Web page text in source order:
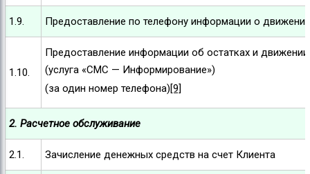
1.9. Предоставление по телефону информации о
1.10.
Предоставление информации об остатках и
(услуга «СМС — Информирование»)
(за один номер телефона)[9]
2. Расчетное обслуживание
2.1. Зачисление денежных средств на счет Клиента